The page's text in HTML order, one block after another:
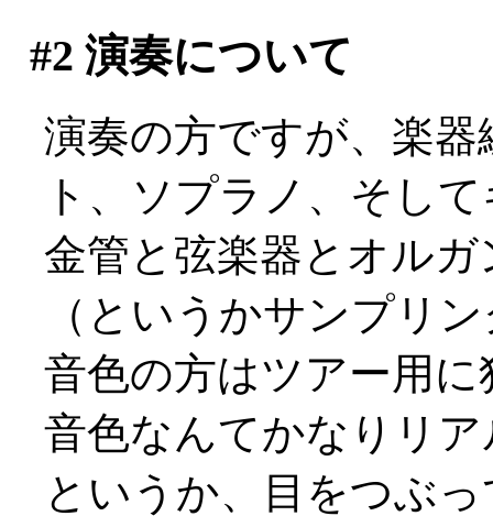
#2 演奏について
演奏の方ですが、楽
ト、ソプラノ、そし
金管と弦楽器とオル
（というかサンプリ
音色の方はツアー用
音色なんてかなりリア
というか、目をつぶ